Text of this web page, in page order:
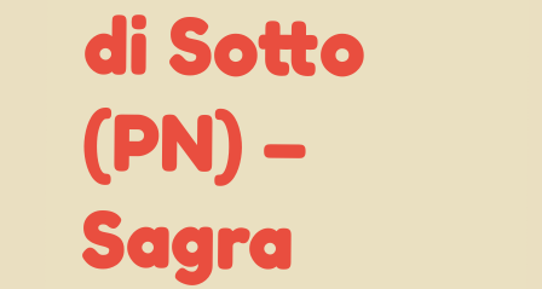
(PN) –
Sagra